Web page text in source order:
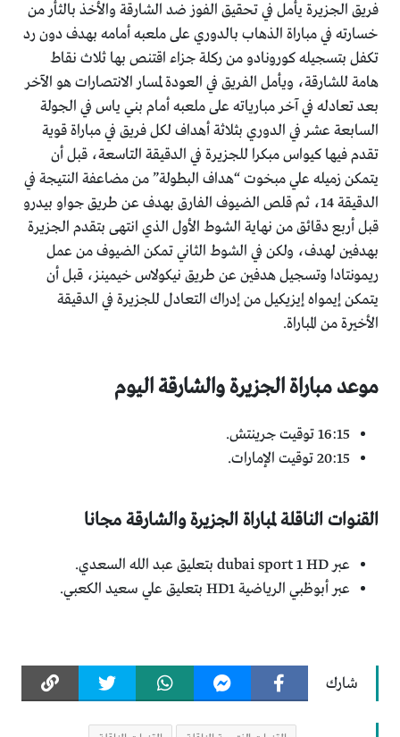
فريق الجزيرة يأمل في تحقيق الفوز ضد الشارقة والأخذ بالثأر من
خسارته في مباراة الذهاب بالدوري على ملعبه أمامه بهدف دون رد
تكفل بتسجيله كورونادو من ركلة جزاء اقتنص بها ثلاث نقاط
هامة للشارقة، ويأمل الفريق في العودة لمسار الانتصارات هو الآخر
بعد تعادله في آخر مبارياته على ملعبه أمام بني ياس في الجولة
السابعة عشر في الدوري بثلاثة أهداف لكل فريق في مباراة قوية
تقدم فيها كيواس مبكرا للجزيرة في الدقيقة التاسعة، قبل أن
يتمكن زميله علي مبخوت “هداف البطولة” من مضاعفة النتيجة في
الدقيقة 14، ثم قلص الضيوف الفارق بهدف عن طريق جواو بيدرو
قبل أربع دقائق من نهاية الشوط الأول الذي انتهى بتقدم الجزيرة
بهدفين لهدف، ولكن في الشوط الثاني تمكن الضيوف من عمل
ريمونتادا وتسجيل هدفين عن طريق نيكولاس خيمينز، قبل أن
يتمكن إيمواه إيزيكيل من إدراك التعادل للجزيرة في الدقيقة
الأخيرة من المباراة.
موعد مباراة الجزيرة والشارقة اليوم
16:15 توقيت جرينتش.
20:15 توقيت الإمارات.
القنوات الناقلة لمباراة الجزيرة والشارقة مجانا
عبر dubai sport 1 HD بتعليق عبد الله السعدي.
عبر أبوظبي الرياضية HD1 بتعليق علي سعيد الكعبي.
شارك